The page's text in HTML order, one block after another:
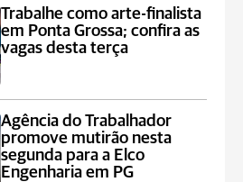
Trabalhe como arte-finalista
em Ponta Grossa; confira as
vagas desta terça
Agência do Trabalhador
promove mutirão nesta
segunda para a Elco
Engenharia em PG